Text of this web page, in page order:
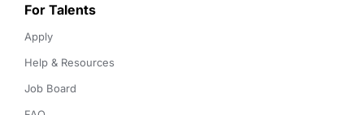
For Talents
Apply
Help & Resources
Job Board